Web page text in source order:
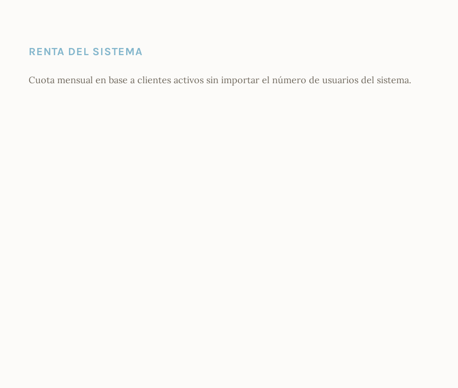
RENTA DEL SISTEMA
Cuota mensual en base a clientes activos sin importar el número de usuarios del sistema.